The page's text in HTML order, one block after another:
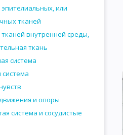
или
тканей
внутренней среды,
ткань
система
и опоры
система и сосудистые